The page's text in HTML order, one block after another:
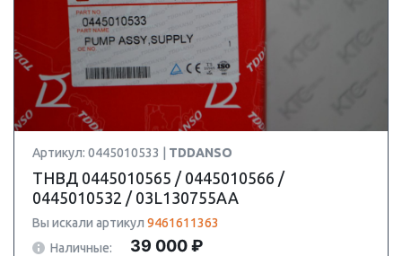
Артикул: 0445010533 | TDDANSO
ТНВД 0445010565 / 0445010566 /
0445010532 / 03L130755AA
Вы искали артикул 9461611363
Наличные:
39 000 ₽